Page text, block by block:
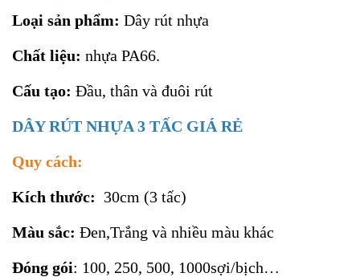
Loại sản phẩm: Dây rút nhựa
Chất liệu: nhựa PA66.
Cấu tạo: Đầu, thân và đuôi rút
DÂY RÚT NHỰA 3 TẤC GIÁ RẺ
Quy cách:
Kích thước: 30cm (3 tấc)
Màu sắc: Đen,Trắng và nhiều màu khác
Đóng gói: 100, 250, 500, 1000sợi/bịch…